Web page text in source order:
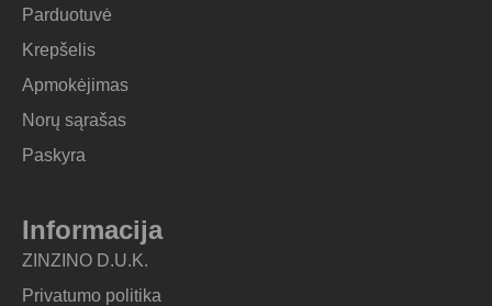
Parduotuvė
Krepšelis
Apmokėjimas
Norų sąrašas
Paskyra
Informacija
ZINZINO D.U.K.
Privatumo politika